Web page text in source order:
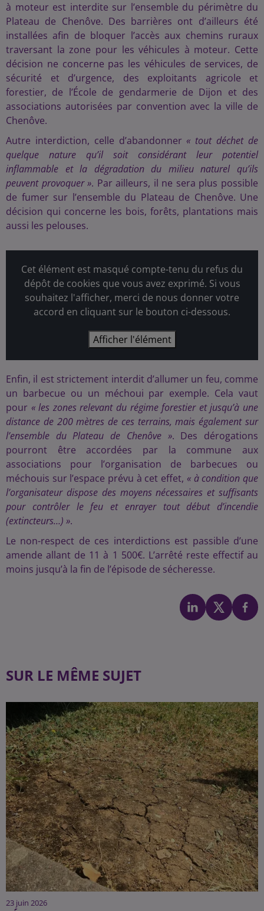
à moteur est interdite sur l’ensemble du périmètre du
Plateau de Chenôve. Des barrières ont d’ailleurs été
installées afin de bloquer l’accès aux chemins ruraux
traversant la zone pour les véhicules à moteur. Cette
décision ne concerne pas les véhicules de services, de
sécurité et d’urgence, des exploitants agricole et
forestier, de l’École de gendarmerie de Dijon et des
associations autorisées par convention avec la ville de
Chenôve.
Autre interdiction, celle d’abandonner« tout déchet de
quelque nature qu’il soit considérant leur potentiel
inflammable et la dégradation du milieu naturel qu’ils
peuvent provoquer ». Par ailleurs, il ne sera plus possible
de fumer sur l’ensemble du Plateau de Chenôve. Une
décision qui concerne les bois, forêts, plantations mais
aussi les pelouses.
Cet élément est masqué compte-tenu du refus du
dépôt de cookies que vous avez exprimé. Si vous
souhaitez l'afficher, merci de nous donner votre
accord en cliquant sur le bouton ci-dessous.
Afficher l'élément
Enfin, il est strictement interdit d’allumer un feu, comme
un barbecue ou un méchoui par exemple. Cela vaut
pour « les zones relevant du régime forestier et jusqu’à une
distance de 200 mètres de ces terrains, mais également sur
l’ensemble du Plateau de Chenôve ». Des dérogations
pourront être accordées par la commune aux
associations pour l’organisation de barbecues ou
méchouis sur l’espace prévu à cet effet, « à condition que
l’organisateur dispose des moyens nécessaires et suffisants
pour contrôler le feu et enrayer tout début d’incendie
(extincteurs…) ».
Le non-respect de ces interdictions est passible d’une
amende allant de 11 à 1 500€. L’arrêté reste effectif au
moins jusqu’à la fin de l’épisode de sécheresse.
SUR LE MÊME SUJET
23 juin 2026